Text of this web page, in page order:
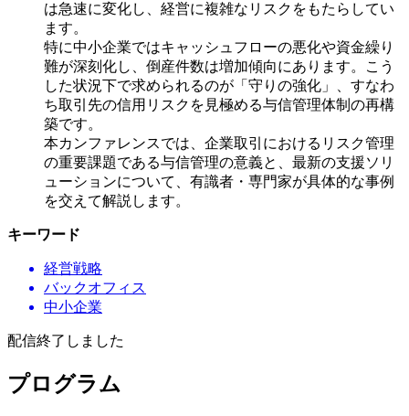
は急速に変化し、経営に複雑なリスクをもたらしてい
ます。
特に中小企業ではキャッシュフローの悪化や資金繰り
難が深刻化し、倒産件数は増加傾向にあります。こう
した状況下で求められるのが「守りの強化」、すなわ
ち取引先の信用リスクを見極める与信管理体制の再構
築です。
本カンファレンスでは、企業取引におけるリスク管理
の重要課題である与信管理の意義と、最新の支援ソリ
ューションについて、有識者・専門家が具体的な事例
を交えて解説します。
キーワード
経営戦略
バックオフィス
中小企業
配信終了しました
プログラム